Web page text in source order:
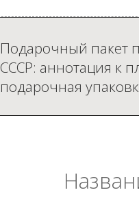
Подарочный пакет
СССР: аннотация к
подарочная